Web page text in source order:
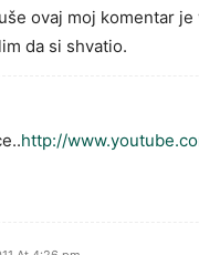
ovaj moj komentar
da si shvatio.
http://